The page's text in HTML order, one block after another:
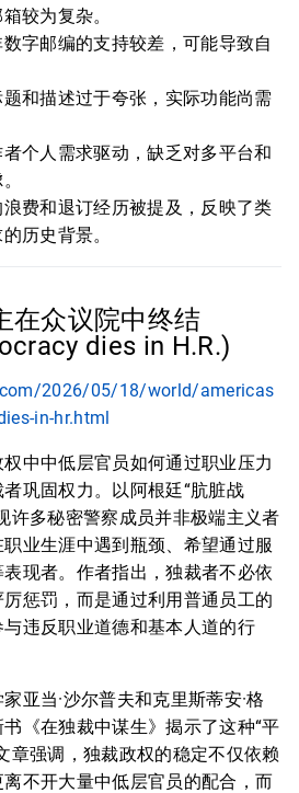
较为复杂。
字邮编的支持较差，可能导致自
和描述过于夸张，实际功能尚需
个人需求驱动，缺乏对多平台和
费和退订经历被提及，反映了类
历史背景。
在众议院中终结
dies in H.R.)
2026/05/18/world/americas
in-hr.html
中中低层官员如何通过职业压力
巩固权力。以阿根廷“肮脏战
许多秘密警察成员并非极端主义者
业生涯中遇到瓶颈、希望通过服
现者。作者指出，独裁者不必依
惩罚，而是通过利用普通员工的
违反职业道德和基本人道的行
亚当·沙尔普夫和克里斯蒂安·格
《在独裁中谋生》揭示了这种“平
章强调，独裁政权的稳定不仅依赖
不开大量中低层官员的配合，而